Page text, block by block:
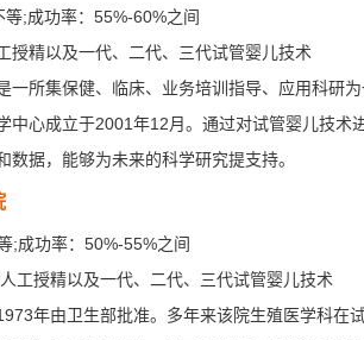
;成功率：55%-60%之间
授精以及一代、二代、三代试管婴儿技术
一所集保健、临床、业务培训指导、应用科研
中心成立于2001年12月。通过对试管婴儿技术
数据，能够为未来的科学研究提支持。
;成功率：50%-55%之间
工授精以及一代、二代、三代试管婴儿技术
年由卫生部批准。多年来该院生殖医学科在